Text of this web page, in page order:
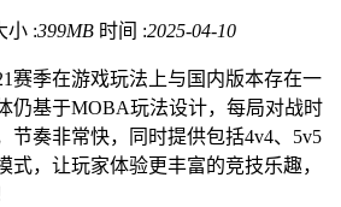
小 :399MB 时间 :2025-04-10
赛季在游戏玩法上与国内版本存在一
仍基于MOBA玩法设计，每局对战时
节奏非常快，同时提供包括4v4、5v5
式，让玩家体验更丰富的竞技乐趣，